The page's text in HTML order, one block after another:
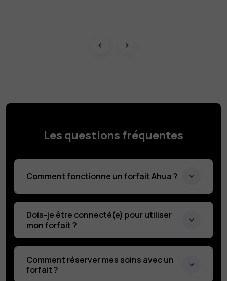
Les questions fréquentes
Comment fonctionne un forfait Ahua ?
Dois-je être connecté(e) pour utiliser
mon forfait ?
Comment réserver mes soins avec un
forfait ?